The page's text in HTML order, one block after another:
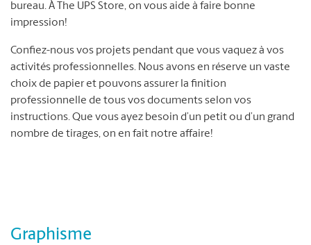
bureau. À The UPS Store, on vous aide à faire bonne
impression!
Confiez-nous vos projets pendant que vous vaquez à vos
activités professionnelles. Nous avons en réserve un vaste
choix de papier et pouvons assurer la finition
professionnelle de tous vos documents selon vos
instructions. Que vous ayez besoin d’un petit ou d’un grand
nombre de tirages, on en fait notre affaire!
Graphisme